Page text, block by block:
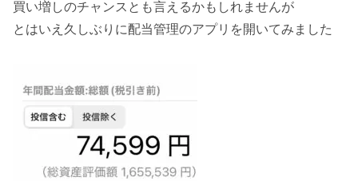
買い増しのチャンスとも言えるかもしれませんが
とはいえ久しぶりに配当管理のアプリを開いてみました